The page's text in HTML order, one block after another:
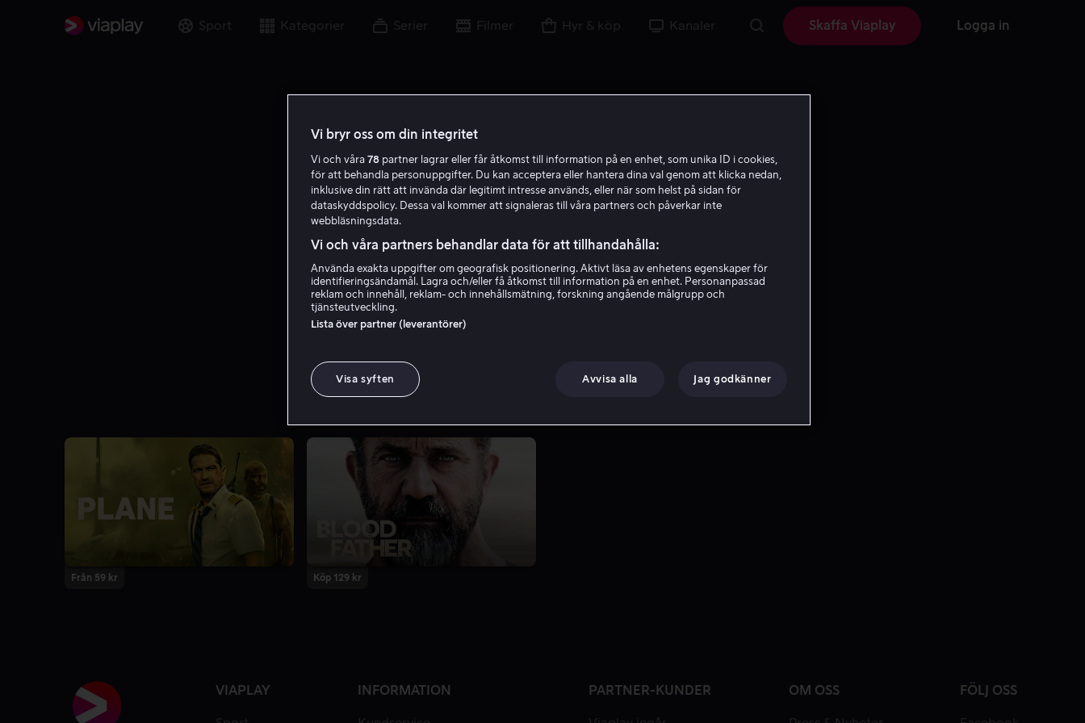
Sport Kategorier Serier Filmer Hyr & köp Kanaler Skaffa Viaplay Logga in
Jean-Francois Richet
Från 59 kr Köp 129 kr
VIAPLAY INFORMATION PARTNER-KUNDER OM OSS FÖLJ OSS
Vi bryr oss om din integritet
Vi och våra 78 partner lagrar eller får åtkomst till information på en enhet, som unika ID i cookies,
för att behandla personuppgifter. Du kan acceptera eller hantera dina val genom att klicka nedan,
inklusive din rätt att invända där legitimt intresse används, eller när som helst på sidan för
dataskyddspolicy. Dessa val kommer att signaleras till våra partners och påverkar inte
webbläsningsdata.
Vi och våra partners behandlar data för att tillhandahålla:
Använda exakta uppgifter om geografisk positionering. Aktivt läsa av enhetens egenskaper för
identifieringsändamål. Lagra och/eller få åtkomst till information på en enhet. Personanpassad
reklam och innehåll, reklam- och innehållsmätning, forskning angående målgrupp och
tjänsteutveckling.
Lista över partner (leverantörer)
Visa syften Avvisa alla Jag godkänner